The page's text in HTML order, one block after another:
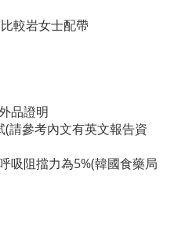
較岩女士配帶
品證明
(請參考內文有英文報告資
吸阻擋力為5%(韓國食藥局